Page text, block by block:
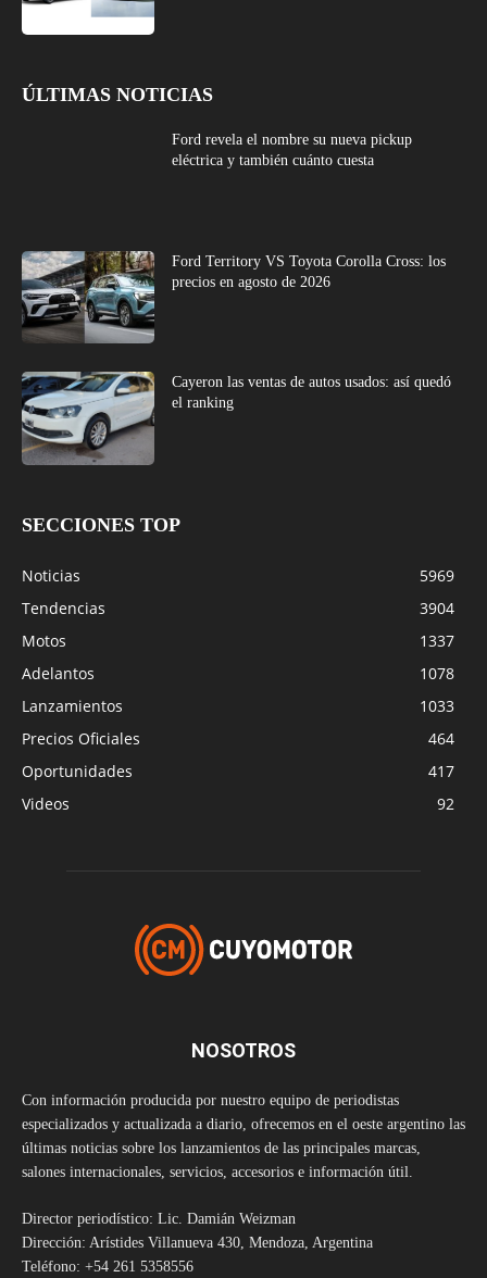
ÚLTIMAS NOTICIAS
Ford revela el nombre su nueva pickup
eléctrica y también cuánto cuesta
Ford Territory VS Toyota Corolla Cross: los
precios en agosto de 2026
Cayeron las ventas de autos usados: así quedó
el ranking
SECCIONES TOP
Noticias
5969
Tendencias
3904
Motos
1337
Adelantos
1078
Lanzamientos
1033
Precios Oficiales
464
Oportunidades
417
Videos
92
NOSOTROS
Con información producida por nuestro equipo de periodistas
especializados y actualizada a diario, ofrecemos en el oeste argentino las
últimas noticias sobre los lanzamientos de las principales marcas,
salones internacionales, servicios, accesorios e información útil.
Director periodístico: Lic. Damián Weizman
Dirección: Arístides Villanueva 430, Mendoza, Argentina
Teléfono: +54 261 5358556